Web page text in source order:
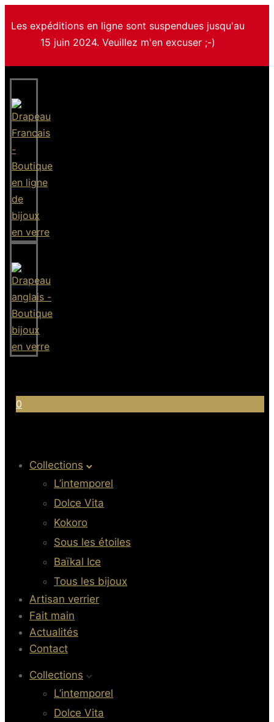
Les expéditions en ligne sont suspendues jusqu'au
15 juin 2024. Veuillez m'en excuser ;-)
0
Collections
L’intemporel
Dolce Vita
Kokoro
Sous les étoiles
Baïkal Ice
Tous les bijoux
Artisan verrier
Fait main
Actualités
Contact
Collections
L’intemporel
Dolce Vita